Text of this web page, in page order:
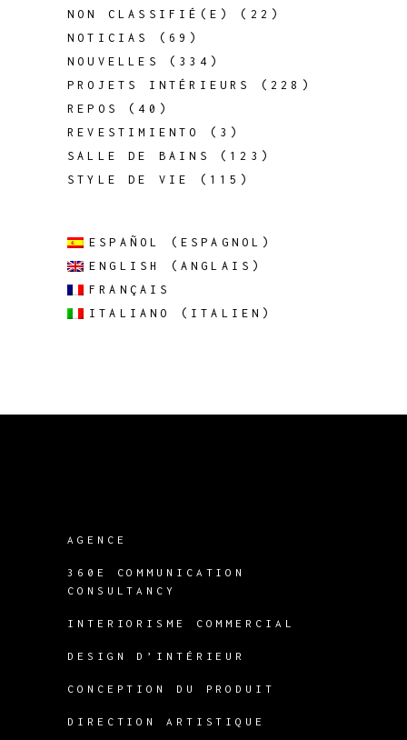
NON CLASSIFIÉ(E)
(22)
NOTICIAS
(69)
NOUVELLES
(334)
PROJETS INTÉRIEURS
(228)
REPOS
(40)
REVESTIMIENTO
(3)
SALLE DE BAINS
(123)
STYLE DE VIE
(115)
ESPAÑOL ( ESPAGNOL )
ENGLISH
( ANGLAIS )
FRANÇAIS
ITALIANO
( ITALIEN )
AGENCE
360E COMMUNICATION
CONSULTANCY
INTERIORISME COMMERCIAL
DESIGN D’INTÉRIEUR
CONCEPTION DU PRODUIT
DIRECTION ARTISTIQUE